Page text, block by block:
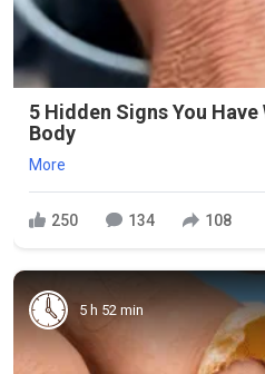
5 Hidden Signs You
Body
More
250 134 108
5 h 52 min